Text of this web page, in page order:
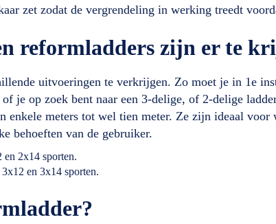
zet zodat de vergrendeling in werking treedt
reformladders zijn er te
uitvoeringen te verkrijgen. Zo moet je in 1e
je op zoek bent naar een 3-delige, of 2-delige
enkele meters tot wel tien meter. Ze zijn ideaal voor
behoeften van de gebruiker.
2x14 sporten.
en 3x14 sporten.